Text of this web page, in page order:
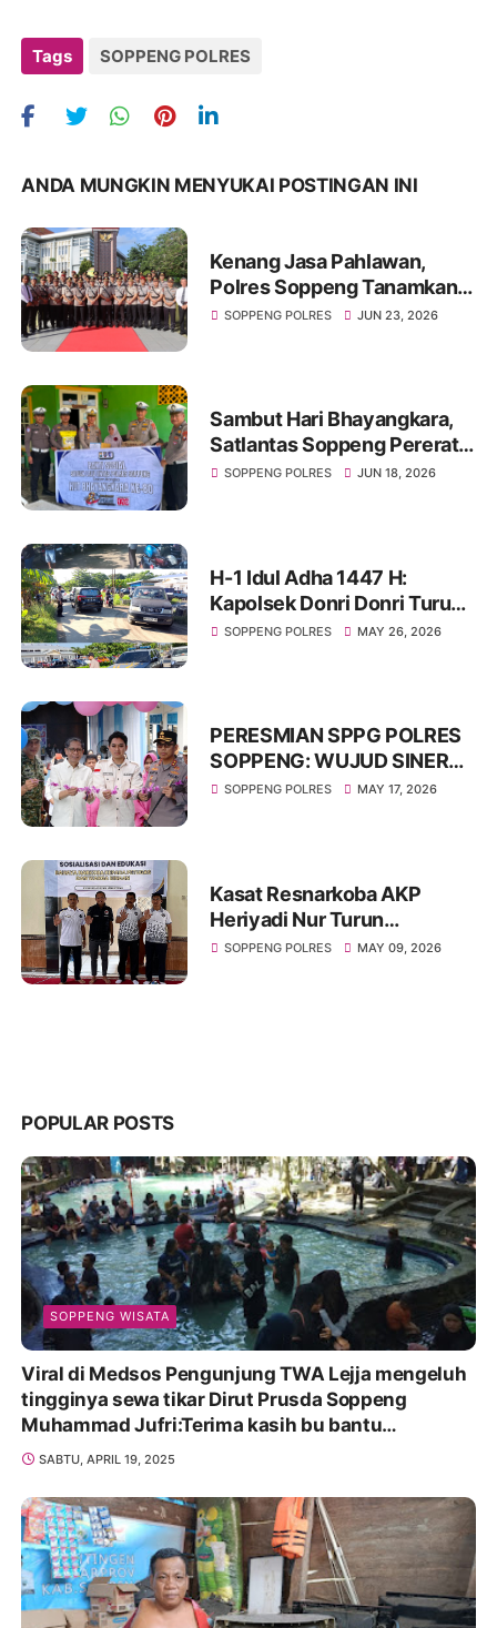
Tags SOPPENG POLRES
ANDA MUNGKIN MENYUKAI POSTINGAN INI
Kenang Jasa Pahlawan,
Polres Soppeng Tanamkan
Semangat Pengabdian di
SOPPENG POLRES JUN 23, 2026
Sambut Hari Bhayangkara,
Satlantas Soppeng Pererat
Silaturahmi Lewat Berbagi
SOPPENG POLRES JUN 18, 2026
H-1 Idul Adha 1447 H:
Kapolsek Donri Donri Turun
Langsung Amankan Pasar
SOPPENG POLRES MAY 26, 2026
PERESMIAN SPPG POLRES
SOPPENG: WUJUD SINERGI
KUAT DUKUNG KETAHANAN
SOPPENG POLRES MAY 17, 2026
Kasat Resnarkoba AKP
Heriyadi Nur Turun
Langsung Edukasi Bahaya
SOPPENG POLRES MAY 09, 2026
POPULAR POSTS
SOPPENG WISATA
Viral di Medsos Pengunjung TWA Lejja mengeluh
tingginya sewa tikar Dirut Prusda Soppeng
Muhammad Jufri:Terima kasih bu bantu
Promosikan
SABTU, APRIL 19, 2025